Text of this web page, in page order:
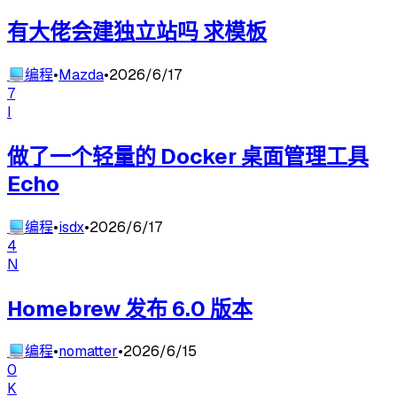
有大佬会建独立站吗 求模板
💻编程•Mazda•2026/6/17
7
I
做了一个轻量的 Docker 桌面管理工具
Echo
💻编程•isdx•2026/6/17
4
N
Homebrew 发布 6.0 版本
💻编程•nomatter•2026/6/15
0
K